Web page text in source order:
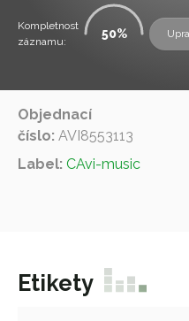
Kompletnost
záznamu:
50
Objednací
číslo: AVI8553113
Label: CAvi-music
Etikety